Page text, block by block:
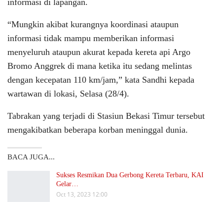
“Mungkin akibat kurangnya koordinasi ataupun
informasi tidak mampu memberikan informasi
menyeluruh ataupun akurat kepada kereta api Argo
Bromo Anggrek di mana ketika itu sedang melintas
dengan kecepatan 110 km/jam,” kata Sandhi kepada
wartawan di lokasi, Selasa (28/4).
Tabrakan yang terjadi di Stasiun Bekasi Timur tersebut
mengakibatkan beberapa korban meninggal dunia.
BACA JUGA...
Sukses Resmikan Dua Gerbong Kereta Terbaru, KAI
Gelar…
Oct 13, 2023 12:00